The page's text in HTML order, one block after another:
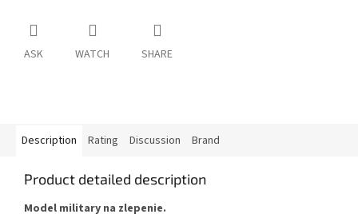
ASK WATCH SHARE
Description Rating Discussion Brand
Product detailed description
Model military na zlepenie.